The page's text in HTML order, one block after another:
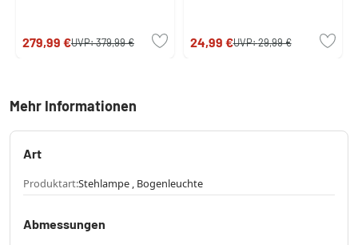
279,99 €UVP:379,99 € 24,99 €UVP:29,99 €
Mehr Informationen
Art
Produktart:Stehlampe , Bogenleuchte
Abmessungen